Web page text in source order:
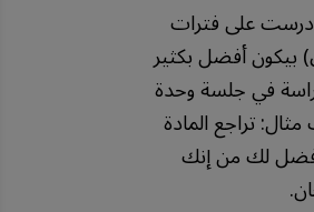
درست على فترات
بيكون أفضل بكثير
في جلسة وحدة
تراجع المادة
أفضل لك من إنك